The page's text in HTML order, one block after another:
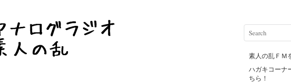
素人の乱ＦＭ
ハガキコーナ
ちら！